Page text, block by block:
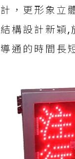
計，更形象立
結構設計新穎
導通的時間長